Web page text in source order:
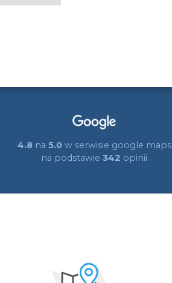
4.8 na 5.0w serwisie google maps
na podstawie 342 opinii